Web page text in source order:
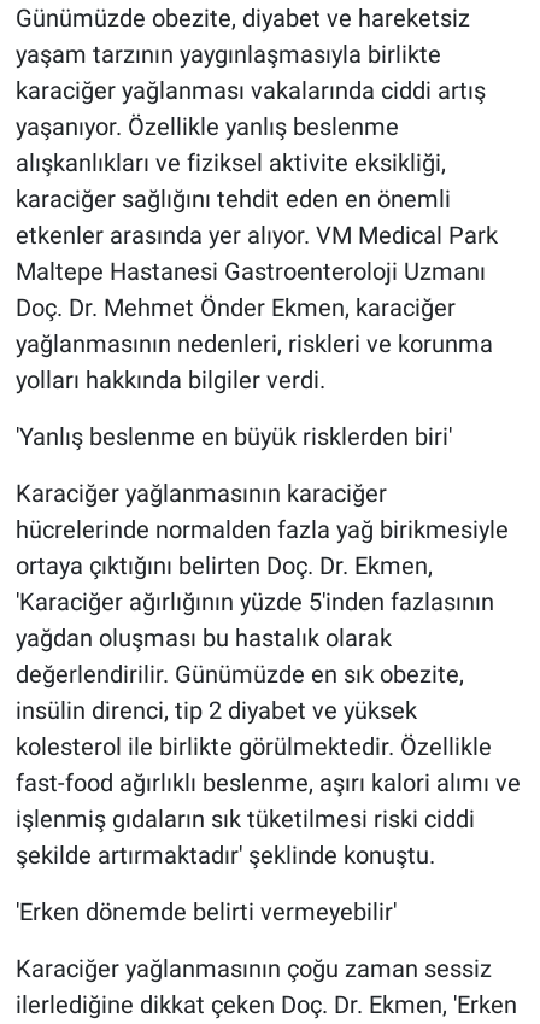
Günümüzde obezite, diyabet ve hareketsiz
yaşam tarzının yaygınlaşmasıyla birlikte
karaciğer yağlanması vakalarında ciddi artış
yaşanıyor. Özellikle yanlış beslenme
alışkanlıkları ve fiziksel aktivite eksikliği,
karaciğer sağlığını tehdit eden en önemli
etkenler arasında yer alıyor. VM Medical Park
Maltepe Hastanesi Gastroenteroloji Uzmanı
Doç. Dr. Mehmet Önder Ekmen, karaciğer
yağlanmasının nedenleri, riskleri ve korunma
yolları hakkında bilgiler verdi.
'Yanlış beslenme en büyük risklerden biri'
Karaciğer yağlanmasının karaciğer
hücrelerinde normalden fazla yağ birikmesiyle
ortaya çıktığını belirten Doç. Dr. Ekmen,
'Karaciğer ağırlığının yüzde 5'inden fazlasının
yağdan oluşması bu hastalık olarak
değerlendirilir. Günümüzde en sık obezite,
insülin direnci, tip 2 diyabet ve yüksek
kolesterol ile birlikte görülmektedir. Özellikle
fast-food ağırlıklı beslenme, aşırı kalori alımı ve
işlenmiş gıdaların sık tüketilmesi riski ciddi
şekilde artırmaktadır' şeklinde konuştu.
'Erken dönemde belirti vermeyebilir'
Karaciğer yağlanmasının çoğu zaman sessiz
ilerlediğine dikkat çeken Doç. Dr. Ekmen, 'Erken